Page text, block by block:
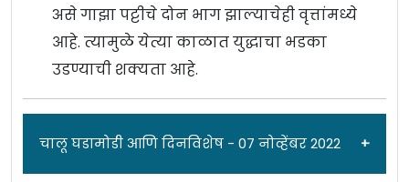
असे गाझा पट्टीचे दोन भाग झाल्याचेही वृत्तांमध्ये
आहे. त्यामुळे येत्या काळात युद्धाचा भडका
उडण्याची शक्यता आहे.
चालू घडामोडी आणि दिनविशेष - 07 नोव्हेंबर 2022